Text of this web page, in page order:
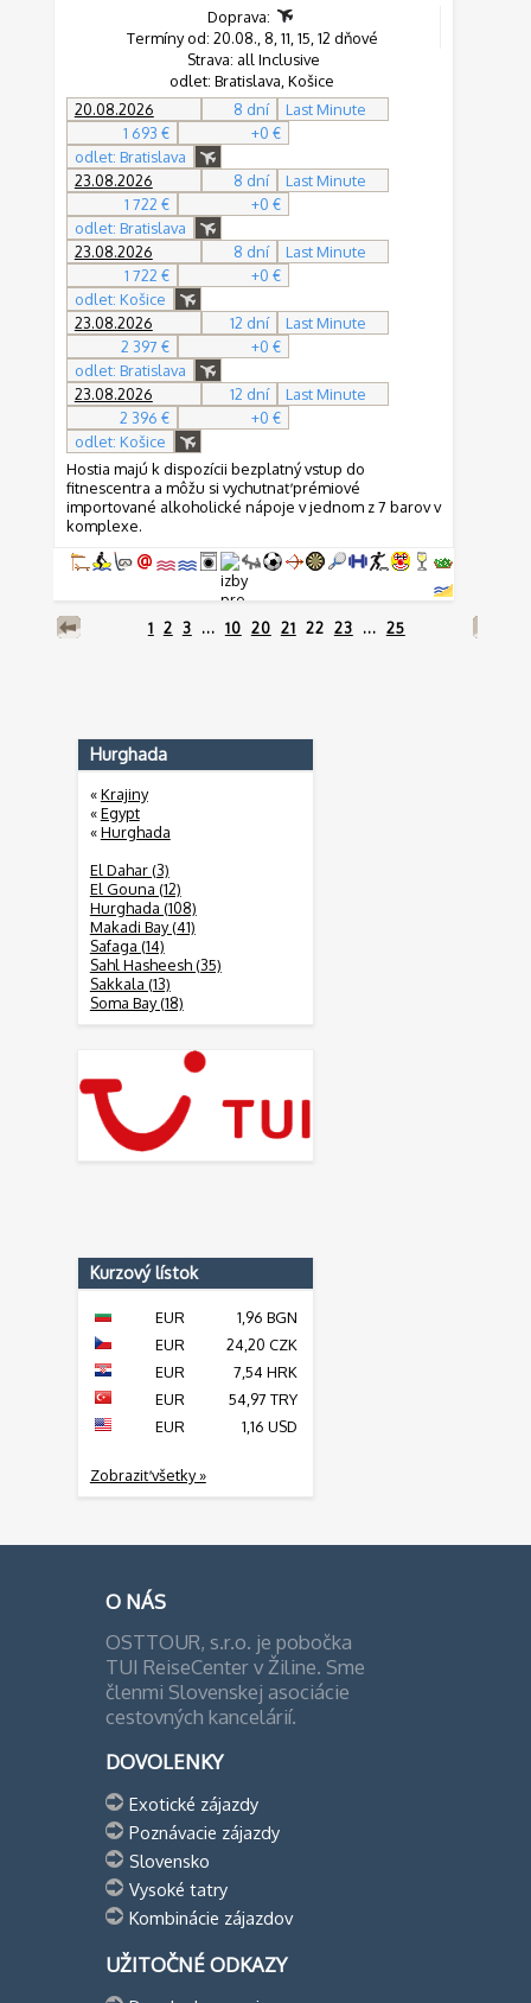
Doprava:
Termíny od: 20.08., 8, 11, 15, 12 dňové
Strava: all Inclusive
odlet: Bratislava, Košice
20.08.2026
8 dní
Last Minute
1 693 €
+0 €
odlet: Bratislava
23.08.2026
8 dní
Last Minute
1 722 €
+0 €
odlet: Bratislava
23.08.2026
8 dní
Last Minute
1 722 €
+0 €
odlet: Košice
23.08.2026
12 dní
Last Minute
2 397 €
+0 €
odlet: Bratislava
23.08.2026
12 dní
Last Minute
2 396 €
+0 €
odlet: Košice
Hostia majú k dispozícii bezplatný vstup do
fitnescentra a môžu si vychutnať prémiové
importované alkoholické nápoje v jednom z 7 barov v
komplexe.
1 2 3 ... 10 20 21 22 23 ... 25
Hurghada
«Krajiny
«Egypt
«Hurghada
El Dahar (3)
El Gouna (12)
Hurghada (108)
Makadi Bay (41)
Safaga (14)
Sahl Hasheesh (35)
Sakkala (13)
Soma Bay (18)
Kurzový lístok
EUR
1,96 BGN
EUR
24,20 CZK
EUR
7,54 HRK
EUR
54,97 TRY
EUR
1,16 USD
Zobraziť všetky »
O NÁS
OSTTOUR, s.r.o. je pobočka
TUI ReiseCenter v Žiline. Sme
členmi Slovenskej asociácie
cestovných kancelárií.
DOVOLENKY
Exotické zájazdy
Poznávacie zájazdy
Slovensko
Vysoké tatry
Kombinácie zájazdov
UŽITOČNÉ ODKAZY